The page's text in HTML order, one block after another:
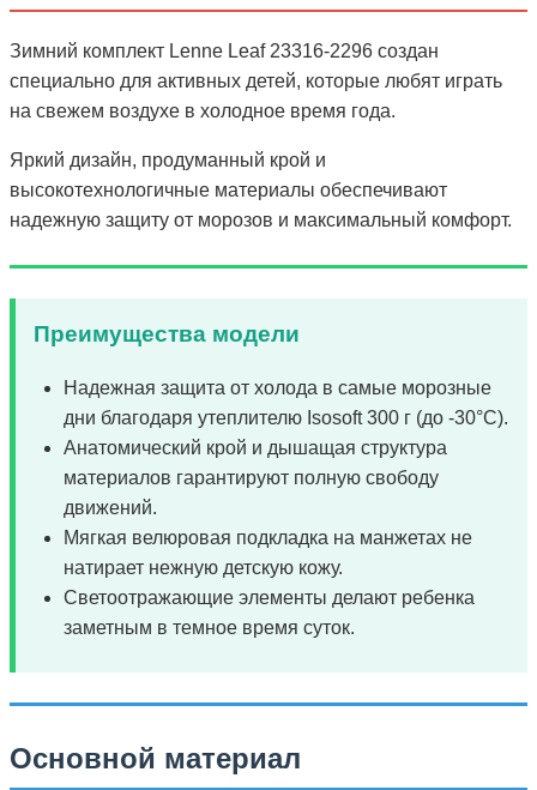
Зимний комплект Lenne Leaf 23316-2296 создан
специально для активных детей, которые любят играть
на свежем воздухе в холодное время года.
Яркий дизайн, продуманный крой и
высокотехнологичные материалы обеспечивают
надежную защиту от морозов и максимальный комфорт.
Преимущества модели
Надежная защита от холода в самые морозные
дни благодаря утеплителю Isosoft 300 г (до -30°C).
Анатомический крой и дышащая структура
материалов гарантируют полную свободу
движений.
Мягкая велюровая подкладка на манжетах не
натирает нежную детскую кожу.
Светоотражающие элементы делают ребенка
заметным в темное время суток.
Основной материал